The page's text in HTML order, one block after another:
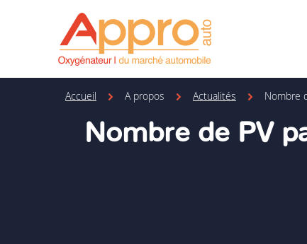
Accueil A propos Actualités Nombre
Nombre de PV